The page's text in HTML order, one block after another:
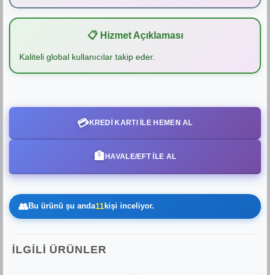
👥Bu ürünü şu anda11kişi inceliyor.
💳KREDI KARTI ILE HEMEN AL
🏦HAVALE/EFT İLE AL
📋 Hizmet Açıklaması
Kaliteli global kullanıcılar takip eder.
İLGILI ÜRÜNLER